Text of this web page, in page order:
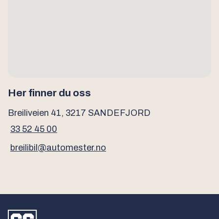
Her finner du oss
Breiliveien 41, 3217 SANDEFJORD
33 52 45 00
breilibil@automester.no